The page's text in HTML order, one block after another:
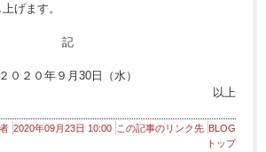
げます。
記
２０２０年９月30日（水）
以上
2020年09月23日 10:00 この記事のリンク先 BLOG
トップ